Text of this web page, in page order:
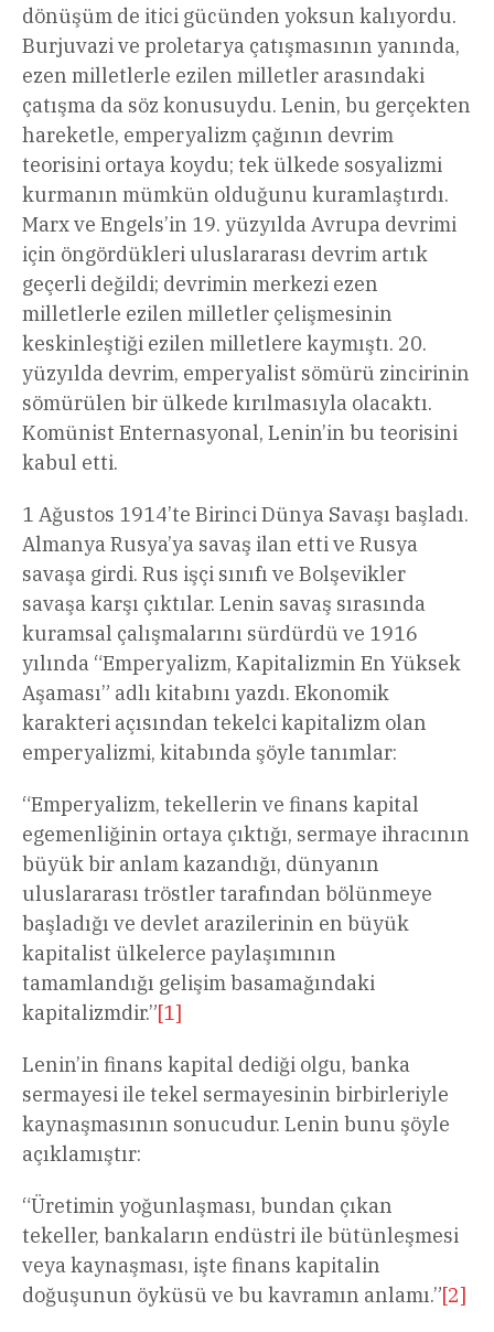
dönüşüm de itici gücünden yoksun kalıyordu.
Burjuvazi ve proletarya çatışmasının yanında,
ezen milletlerle ezilen milletler arasındaki
çatışma da söz konusuydu. Lenin, bu gerçekten
hareketle, emperyalizm çağının devrim
teorisini ortaya koydu; tek ülkede sosyalizmi
kurmanın mümkün olduğunu kuramlaştırdı.
Marx ve Engels’in 19. yüzyılda Avrupa devrimi
için öngördükleri uluslararası devrim artık
geçerli değildi; devrimin merkezi ezen
milletlerle ezilen milletler çelişmesinin
keskinleştiği ezilen milletlere kaymıştı. 20.
yüzyılda devrim, emperyalist sömürü zincirinin
sömürülen bir ülkede kırılmasıyla olacaktı.
Komünist Enternasyonal, Lenin’in bu teorisini
kabul etti.
1 Ağustos 1914’te Birinci Dünya Savaşı başladı.
Almanya Rusya’ya savaş ilan etti ve Rusya
savaşa girdi. Rus işçi sınıfı ve Bolşevikler
savaşa karşı çıktılar. Lenin savaş sırasında
kuramsal çalışmalarını sürdürdü ve 1916
yılında “Emperyalizm, Kapitalizmin En Yüksek
Aşaması” adlı kitabını yazdı. Ekonomik
karakteri açısından tekelci kapitalizm olan
emperyalizmi, kitabında şöyle tanımlar:
“Emperyalizm, tekellerin ve finans kapital
egemenliğinin ortaya çıktığı, sermaye ihracının
büyük bir anlam kazandığı, dünyanın
uluslararası tröstler tarafından bölünmeye
başladığı ve devlet arazilerinin en büyük
kapitalist ülkelerce paylaşımının
tamamlandığı gelişim basamağındaki
kapitalizmdir.”[1]
Lenin’in finans kapital dediği olgu, banka
sermayesi ile tekel sermayesinin birbirleriyle
kaynaşmasının sonucudur. Lenin bunu şöyle
açıklamıştır:
“Üretimin yoğunlaşması, bundan çıkan
tekeller, bankaların endüstri ile bütünleşmesi
veya kaynaşması, işte finans kapitalin
doğuşunun öyküsü ve bu kavramın anlamı.”[2]